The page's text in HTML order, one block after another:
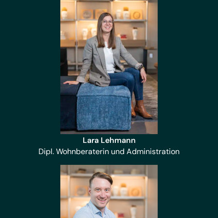
Lara Lehmann
Dipl. Wohnberaterin und Administration